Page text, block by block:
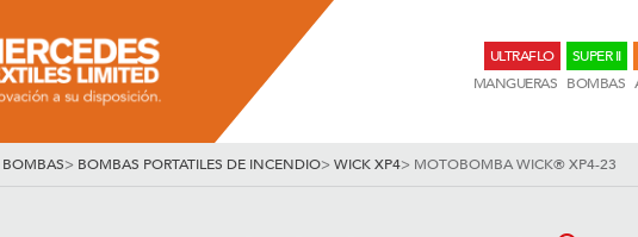
ULTRAFLO SUPER II
MANGUERAS BOMBAS
BOMBAS> BOMBAS PORTATILES DE INCENDIO>WICK XP4> MOTOBOMBA WICK® XP4-23